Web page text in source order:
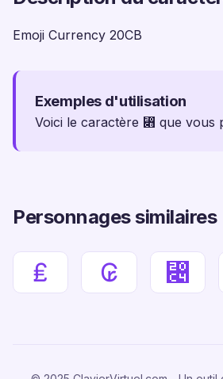
Emoji Currency 20CB
Exemples d'utilisation
Voici le caractère ⃋ que vous
Personnages similaires
₤ ₢ ⃄